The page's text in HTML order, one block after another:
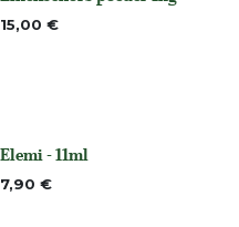
15,00 €
None
Elemi - 11ml
7,90 €